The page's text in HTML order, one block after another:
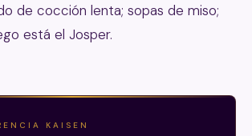
de cocción lenta; sopas de miso;
está el Josper.
KAISEN